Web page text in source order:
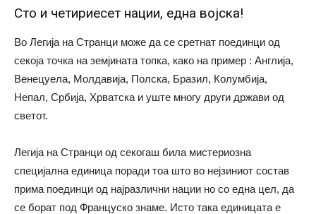
Сто и четириесет нации, една војска!
Во Легија на Странци може да се сретнат поединци од
секоја точка на земјината топка, како на пример : Англија,
Венецуела, Молдавија, Полска, Бразил, Колумбија,
Непал, Србија, Хрватска и уште многу други држави од
светот.
Легија на Странци од секогаш била мистериозна
специјална единица поради тоа што во нејзиниот состав
прима поединци од најразлични нации но со една цел, да
се борат под Француско знаме. Исто така единицата е